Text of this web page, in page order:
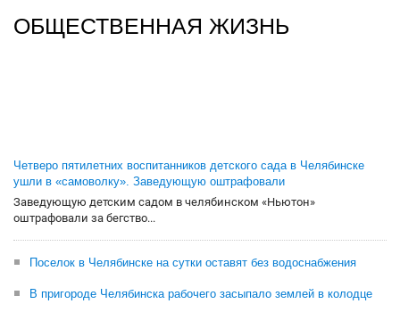
ОБЩЕСТВЕННАЯ ЖИЗНЬ
Четверо пятилетних воспитанников детского сада в Челябинске
ушли в «самоволку». Заведующую оштрафовали
Заведующую детским садом в челябинском «Ньютон»
оштрафовали за бегство...
Поселок в Челябинске на сутки оставят без водоснабжения
В пригороде Челябинска рабочего засыпало землей в колодце